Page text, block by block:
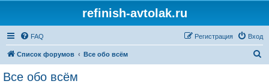
refinish-avtolak.ru
FAQ Вход
Регистрация
Список форумов Все обо всём
Все обо всём